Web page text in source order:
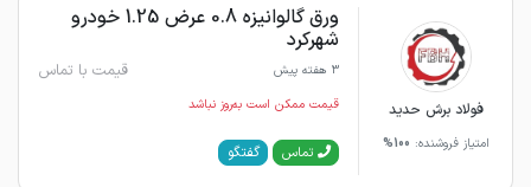
فولاد برش حدید
امتیاز فروشنده: 100%
ورق گالوانیزه 0.8 عرض 1.25 خودرو
شهرکرد
3 هفته پیش قیمت با تماس
قیمت ممکن است به‌روز نباشد
تماس گفتگو